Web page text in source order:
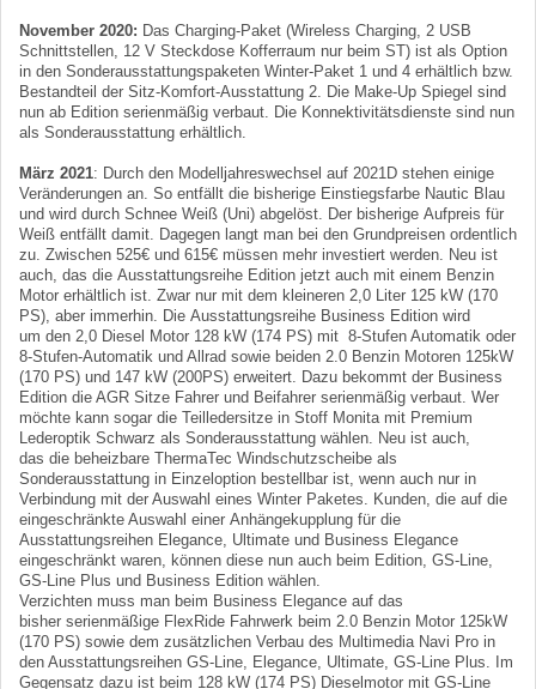
November 2020: Das Charging-Paket (Wireless Charging, 2 USB
Schnittstellen, 12 V Steckdose Kofferraum nur beim ST) ist als Option
in den Sonderausstattungspaketen Winter-Paket 1 und 4 erhältlich bzw.
Bestandteil der Sitz-Komfort-Ausstattung 2. Die Make-Up Spiegel sind
nun ab Edition serienmäßig verbaut. Die Konnektivitätsdienste sind nun
als Sonderausstattung erhältlich.
März 2021: Durch den Modelljahreswechsel auf 2021D stehen einige
Veränderungen an. So entfällt die bisherige Einstiegsfarbe Nautic Blau
und wird durch Schnee Weiß (Uni) abgelöst. Der bisherige Aufpreis für
Weiß entfällt damit. Dagegen langt man bei den Grundpreisen ordentlich
zu. Zwischen 525€ und 615€ müssen mehr investiert werden. Neu ist
auch, das die Ausstattungsreihe Edition jetzt auch mit einem Benzin
Motor erhältlich ist. Zwar nur mit dem kleineren 2,0 Liter 125 kW (170
PS), aber immerhin. Die Ausstattungsreihe Business Edition wird
um den 2,0 Diesel Motor 128 kW (174 PS) mit 8-Stufen Automatik oder
8-Stufen-Automatik und Allrad sowie beiden 2.0 Benzin Motoren 125kW
(170 PS) und 147 kW (200PS) erweitert. Dazu bekommt der Business
Edition die AGR Sitze Fahrer und Beifahrer serienmäßig verbaut. Wer
möchte kann sogar die Teilledersitze in Stoff Monita mit Premium
Lederoptik Schwarz als Sonderausstattung wählen. Neu ist auch,
das die beheizbare ThermaTec Windschutzscheibe als
Sonderausstattung in Einzeloption bestellbar ist, wenn auch nur in
Verbindung mit der Auswahl eines Winter Paketes. Kunden, die auf die
eingeschränkte Auswahl einer Anhängekupplung für die
Ausstattungsreihen Elegance, Ultimate und Business Elegance
eingeschränkt waren, können diese nun auch beim Edition, GS-Line,
GS-Line Plus und Business Edition wählen.
Verzichten muss man beim Business Elegance auf das
bisher serienmäßige FlexRide Fahrwerk beim 2.0 Benzin Motor 125kW
(170 PS) sowie dem zusätzlichen Verbau des Multimedia Navi Pro in
den Ausstattungsreihen GS-Line, Elegance, Ultimate, GS-Line Plus. Im
Gegensatz dazu ist beim 128 kW (174 PS) Dieselmotor mit GS-Line